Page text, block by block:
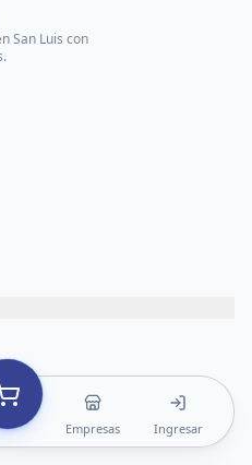
Empresas Ingresar
San Luis con